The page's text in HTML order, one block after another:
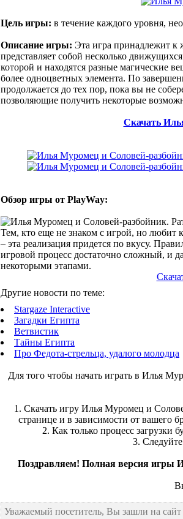
Цель игры: в течение каждого уровня,
Описание игры: Эта игра принадлежит к
представляет собой несколько
которой и находятся разные магические
более одноцветных элемента. По
продолжается до тех пор, пока вы не
позволяющие получить некоторые
Скачать
Обзор игры от PlayWay:
Тем, кто еще не знаком с игрой, но любит
– эта реализация придется по вкусу.
игровой процесс достаточно сложный, и
некоторыми этапами.
Другие новости по теме:
Stargaze Interactive
Загадки Египта
Ветвистик
Тайны Египта
Про Федота-стрельца, удалого молодца
Для того чтобы начать играть в Илья
1. Скачать игру Илья Муромец и
странице и в зависимости от вашего
2. Как только процесс загрузки
3.
Поздравляем! Полная версия игры
Уважаемый посетитель, Вы зашли на